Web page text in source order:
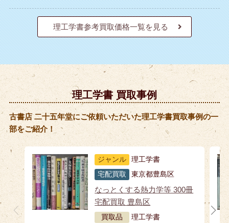
理工学書参考買取価格一覧を見る
理工学書 買取事例
古書店 二十五年堂にご依頼いただいた理工学書買取事例の一
部をご紹介！
ジャンル
理工学書
宅配買取
東京都豊島区
なっとくする熱力学等 300冊
宅配買取 豊島区
買取品 理工学書